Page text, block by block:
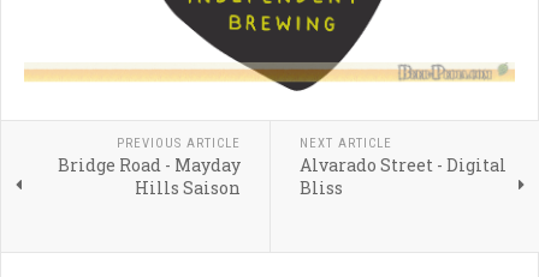
PREVIOUS ARTICLE
Bridge Road - Mayday
Hills Saison
NEXT ARTICLE
Alvarado Street - Digital
Bliss